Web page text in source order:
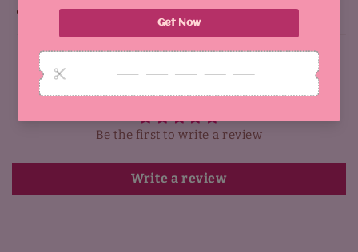
Why You'll Love It:
Be the first to write a review
Write a review